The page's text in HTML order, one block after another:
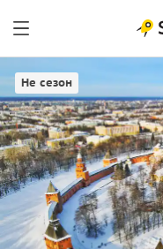
Санкт-Петербург
Не сезон